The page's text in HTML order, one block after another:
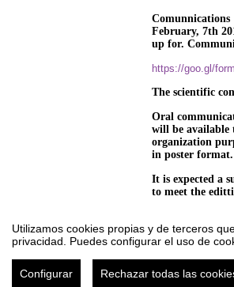
Utilizamos cookies propias y de terceros
privacidad. Puedes configurar el uso de
Configurar Rechazar todas las
Comunnications
February, 7th
up for.
https://goo.gl/
The scientific
Oral
will be available
organization
in poster format.
It is expected a
to meet the